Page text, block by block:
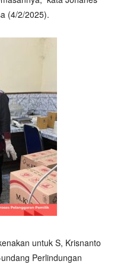
(4/2/2025).
untuk S, Krisnanto
Perlindungan